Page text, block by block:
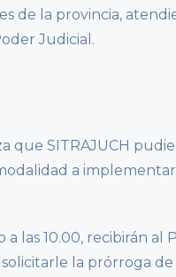
de la provincia,
Judicial.
que SITRAJUCH
a
las 10.00, recibirán al
la prórroga